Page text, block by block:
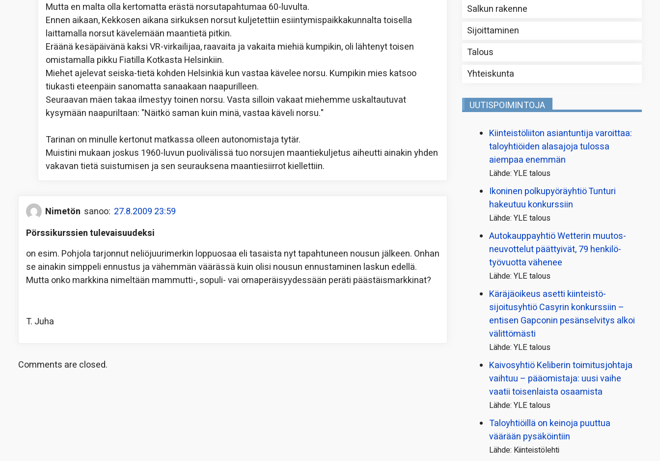
Mutta en malta olla kertomatta erästä norsutapahtumaa 60-luvulta.
Ennen aikaan, Kekkosen aikana sirkuksen norsut kuljetettiin esiintymispaikkakunnalta toisella
laittamalla norsut kävelemään maantietä pitkin.
Eräänä kesäpäivänä kaksi VR-virkailijaa, raavaita ja vakaita miehiä kumpikin, oli lähtenyt toisen
omistamalla pikku Fiatilla Kotkasta Helsinkiin.
Miehet ajelevat seiska-tietä kohden Helsinkiä kun vastaa kävelee norsu. Kumpikin mies katsoo
tiukasti eteenpäin sanomatta sanaakaan naapurilleen.
Seuraavan mäen takaa ilmestyy toinen norsu. Vasta silloin vakaat miehemme uskaltautuvat
kysymään naapuriltaan: "Näitkö saman kuin minä, vastaa käveli norsu."
Tarinan on minulle kertonut matkassa olleen autonomistaja tytär.
Muistini mukaan joskus 1960-luvun puolivälissä tuo norsujen maantiekuljetus aiheutti ainakin yhden
vakavan tietä suistumisen ja sen seurauksena maantiesiirrot kiellettiin.
Nimetön sanoo: 27.8.2009 23:59
Pörssikurssien tulevaisuudeksi
on esim. Pohjola tarjonnut neliöjuurimerkin loppuosaa eli tasaista nyt tapahtuneen nousun jälkeen. Onhan
se ainakin simppeli ennustus ja vähemmän väärässä kuin olisi nousun ennustaminen laskun edellä.
Mutta onko markkina nimeltään mammutti-, sopuli- vai omaperäisyydessään peräti päästäismarkkinat?
T. Juha
Comments are closed.
Salkun rakenne
Sijoittaminen
Talous
Yhteiskunta
UUTISPOIMINTOJA
Kiinteistö­liiton asiantuntija varoittaa:
taloyhtiöiden alasajoja tulossa
aiempaa enemmän
Lähde: YLE talous
Ikoninen polkupyörä­yhtiö Tunturi
hakeutuu konkurssiin
Lähde: YLE talous
Autokauppayhtiö Wetterin muutos­
neuvottelut päättyivät, 79 henkilö­
työvuotta vähenee
Lähde: YLE talous
Käräjäoikeus asetti kiinteistö­
sijoitusyhtiö Casyrin konkurssiin –
entisen Gapconin pesänselvitys alkoi
välittömästi
Lähde: YLE talous
Kaivosyhtiö Keliberin toimitusjohtaja
vaihtuu – pääomistaja: uusi vaihe
vaatii toisenlaista osaamista
Lähde: YLE talous
Taloyhtiöillä on keinoja puuttua
väärään pysäköintiin
Lähde: Kiinteistölehti